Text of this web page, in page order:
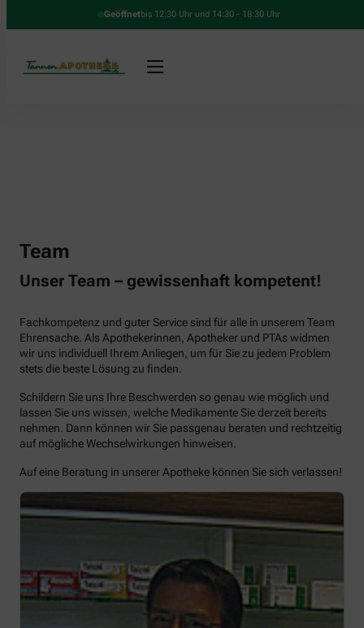
Geöffnetbis 12:30 Uhr und 14:30 - 18:30 Uhr
Team
Unser Team – gewissenhaft kompetent!
Fachkompetenz und guter Service sind für alle in unserem Team
Ehrensache. Als Apothekerinnen, Apotheker und PTAs widmen
wir uns individuell Ihrem Anliegen, um für Sie zu jedem Problem
stets die beste Lösung zu finden.
Schildern Sie uns Ihre Beschwerden so genau wie möglich und
lassen Sie uns wissen, welche Medikamente Sie derzeit bereits
nehmen. Dann können wir Sie passgenau beraten und rechtzeitig
auf mögliche Wechselwirkungen hinweisen.
Auf eine Beratung in unserer Apotheke können Sie sich verlassen!